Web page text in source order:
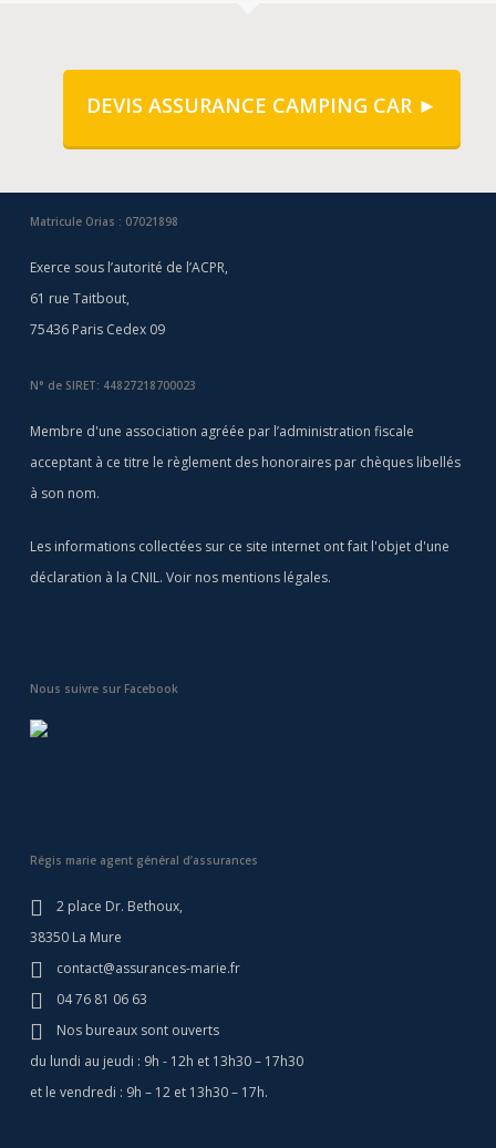
DEVIS ASSURANCE CAMPING CAR ►
Matricule Orias : 07021898
Exerce sous l’autorité de l’ACPR,
61 rue Taitbout,
75436 Paris Cedex 09
N° de SIRET: 44827218700023
Membre d'une association agréée par l’administration fiscale
acceptant à ce titre le règlement des honoraires par chèques libellés
à son nom.
Les informations collectées sur ce site internet ont fait l'objet d'une
déclaration à la CNIL. Voir nos mentions légales.
Nous suivre sur Facebook
Régis marie agent général d’assurances
2 place Dr. Bethoux,
38350 La Mure
contact@assurances-marie.fr
04 76 81 06 63
Nos bureaux sont ouverts
du lundi au jeudi : 9h - 12h et 13h30 – 17h30
et le vendredi : 9h – 12 et 13h30 – 17h.